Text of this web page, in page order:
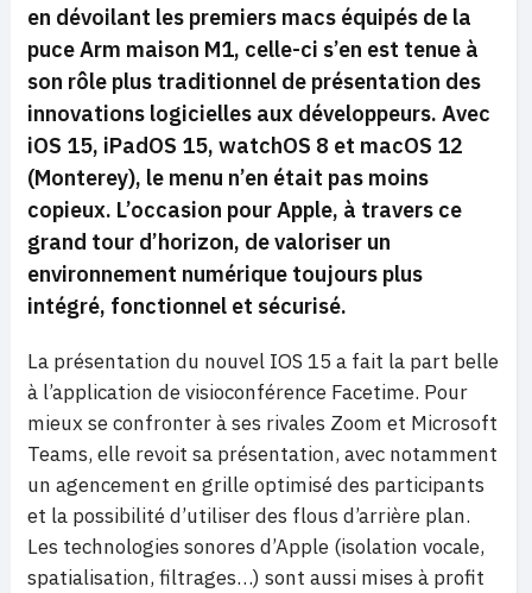
en dévoilant les premiers macs équipés de la
puce Arm maison M1, celle-ci s’en est tenue à
son rôle plus traditionnel de présentation des
innovations logicielles aux développeurs. Avec
iOS 15, iPadOS 15, watchOS 8 et macOS 12
(Monterey), le menu n’en était pas moins
copieux. L’occasion pour Apple, à travers ce
grand tour d’horizon, de valoriser un
environnement numérique toujours plus
intégré, fonctionnel et sécurisé.
La présentation du nouvel IOS 15 a fait la part belle
à l’application de visioconférence Facetime. Pour
mieux se confronter à ses rivales Zoom et Microsoft
Teams, elle revoit sa présentation, avec notamment
un agencement en grille optimisé des participants
et la possibilité d’utiliser des flous d’arrière plan.
Les technologies sonores d’Apple (isolation vocale,
spatialisation, filtrages…) sont aussi mises à profit